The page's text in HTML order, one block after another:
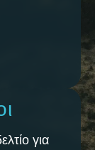
για